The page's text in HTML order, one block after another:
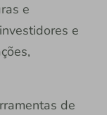
e
e
de